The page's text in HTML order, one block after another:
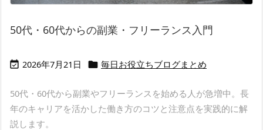
50代・60代からの副業・フリーランス入門
 2026年7月21日  毎日お役立ちブログまとめ
50代・60代から副業やフリーランスを始める人が急増中。長
年のキャリアを活かした働き方のコツと注意点を実践的に解
説します。